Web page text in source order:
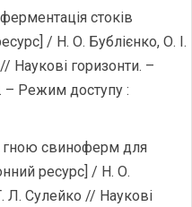
стоків
/ Н. О. Бублієнко, О. І.
горизонти. –
– Режим доступу :
гною свиноферм для
ресурс] / Н. О.
Л. Сулейко // Наукові